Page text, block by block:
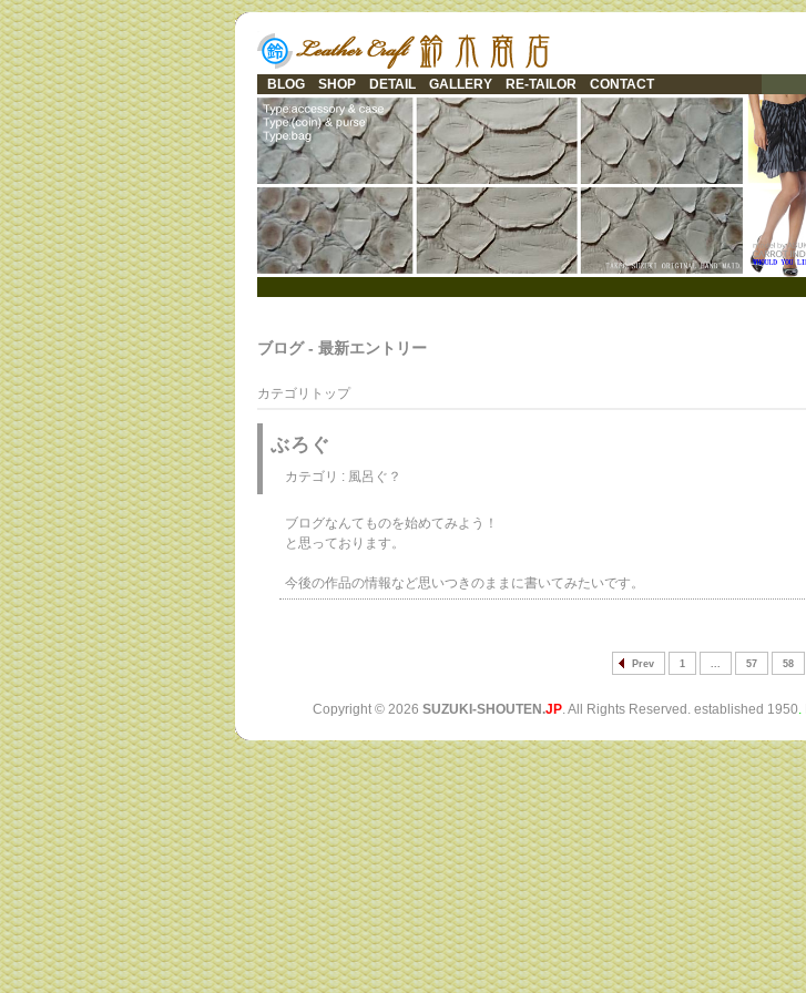
BLOG SHOP DETAIL GALLERY RE-TAILOR CONTACT
ブログ - 最新エントリー
カテゴリトップ
ぶろぐ
カテゴリ : 風呂ぐ？
ブログなんてものを始めてみよう！
と思っております。
今後の作品の情報など思いつきのままに書いてみたいです。
Prev 1 ... 57 58
Copyright © 2026 SUZUKI-SHOUTEN.JP. All Rights Reserved. established 1950.